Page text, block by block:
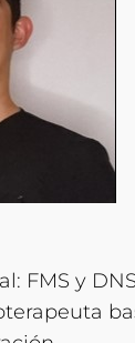
FMS y DNS